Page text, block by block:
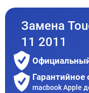
Замена
11 2011
macbook Apple